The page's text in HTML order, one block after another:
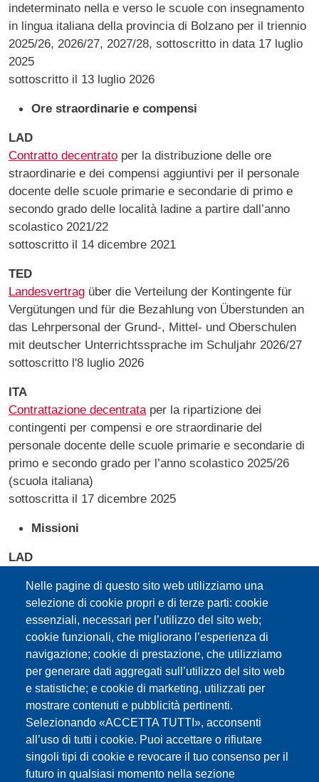
Nelle pagine di questo sito web utilizziamo una
selezione di cookie propri e di terze parti: cookie
essenziali, necessari per l’utilizzo del sito web;
cookie funzionali, che migliorano l’esperienza di
navigazione; cookie di prestazione, che utilizziamo
per generare dati aggregati sull’utilizzo del sito web
e statistiche; e cookie di marketing, utilizzati per
mostrare contenuti e pubblicità pertinenti.
Selezionando «ACCETTA TUTTI», acconsenti
all’uso di tutti i cookie. Puoi accettare o rifiutare
singoli tipi di cookie e revocare il tuo consenso per il
futuro in qualsiasi momento nella sezione
indeterminato nella e verso le scuole con insegnamento
in lingua italiana della provincia di Bolzano per il triennio
2025/26, 2026/27, 2027/28, sottoscritto in data 17 luglio
2025
sottoscritto il 13 luglio 2026
Ore straordinarie e compensi
LAD
Contratto decentrato per la distribuzione delle ore
straordinarie e dei compensi aggiuntivi per il personale
docente delle scuole primarie e secondarie di primo e
secondo grado delle località ladine a partire dall’anno
scolastico 2021/22
sottoscritto il 14 dicembre 2021
TED
Landesvertrag über die Verteilung der Kontingente für
Vergütungen und für die Bezahlung von Überstunden an
das Lehrpersonal der Grund-, Mittel- und Oberschulen
mit deutscher Unterrichtssprache im Schuljahr 2026/27
sottoscritto l'8 luglio 2026
ITA
Contrattazione decentrataper la ripartizione dei
contingenti per compensi e ore straordinarie del
personale docente delle scuole primarie e secondarie di
primo e secondo grado per l’anno scolastico 2025/26
(scuola italiana)
sottoscritta il 17 dicembre 2025
Missioni
LAD
dell’indennità di missione per gli insegnanti delle scuole
primarie e secondarie di primo e secondo grado delle
località ladine a partire dall’anno scolastico 2021/22
sottoscritto il 14 dicembre 2021
TED
Landesvertragüber die Zuteilung des
Außendienstkontingentes für die Schulen mit deutscher
Unterrichtssprache im Schuljahr 2026/27
sottoscritto il 1° dicembre 2025
ITA